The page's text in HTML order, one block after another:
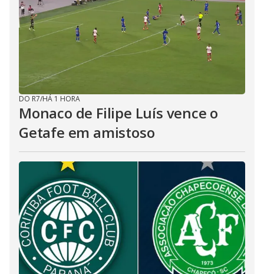
DO R7/HÁ 1 HORA
Monaco de Filipe Luís vence o
Getafe em amistoso